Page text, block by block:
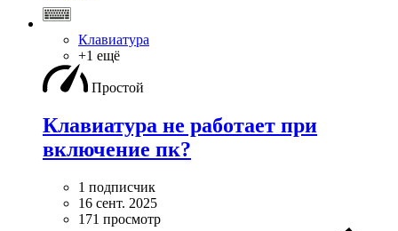
Клавиатура
+1 ещё
Простой
Клавиатура не работает при
включение пк?
1 подписчик
16 сент. 2025
171 просмотр